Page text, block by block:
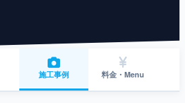
施工事例 料金・Menu